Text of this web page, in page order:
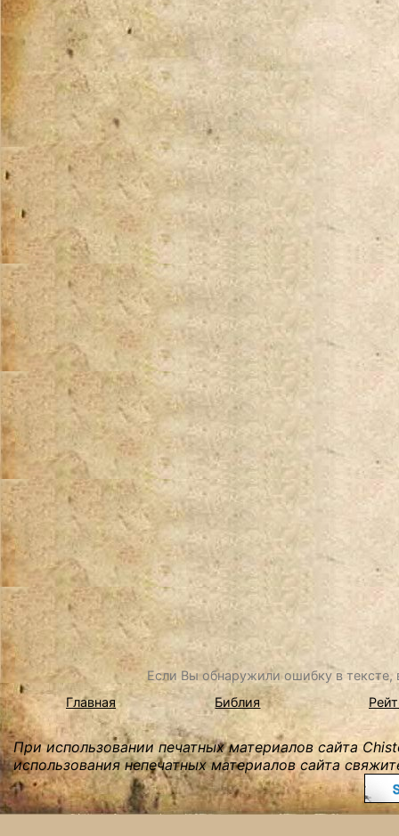
Если Вы обнаружили ошибку в
Главная
Библия
При использовании печатных материалов сайта
использования непечатных материалов сайта